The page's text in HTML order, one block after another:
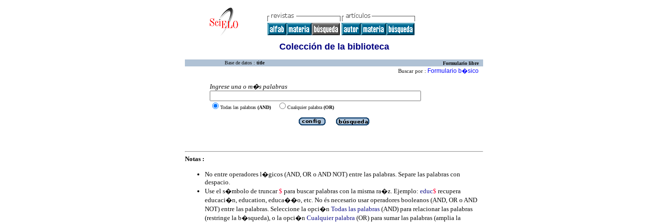
Colección de la biblioteca
Base de datos : title Formulario libre
Buscar por : Formulario b�sico
Ingrese una o m�s palabras
Todas las palabras (AND) Cualquier palabra (OR)
Notas :
No entre operadores l�gicos (AND, OR o AND NOT) entre las palabras. Separe las palabras con
despacio.
Use el s�mbolo de truncar$ para buscar palabras con la misma ra�z. Ejemplo: educ$ recupera
educaci�n, education, educa��o, etc. No és necesario usar operadores booleanos (AND, OR o AND
NOT) entre las palabras. Seleccione la opci�n Todas las palabras (AND) para relacionar las palabras
(restringe la b�squeda), o la opci�n Cualquier palabra (OR) para sumar las palabras (amplia la